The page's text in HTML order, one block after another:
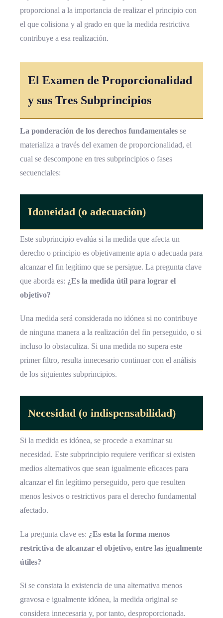
proporcional a la importancia de realizar el principio con
el que colisiona y al grado en que la medida restrictiva
contribuye a esa realización.
El Examen de Proporcionalidad
y sus Tres Subprincipios
La ponderación de los derechos fundamentales se
materializa a través del examen de proporcionalidad, el
cual se descompone en tres subprincipios o fases
secuenciales:
Idoneidad (o adecuación)
Este subprincipio evalúa si la medida que afecta un
derecho o principio es objetivamente apta o adecuada para
alcanzar el fin legítimo que se persigue. La pregunta clave
que aborda es: ¿Es la medida útil para lograr el
objetivo?
Una medida será considerada no idónea si no contribuye
de ninguna manera a la realización del fin perseguido, o si
incluso lo obstaculiza. Si una medida no supera este
primer filtro, resulta innecesario continuar con el análisis
de los siguientes subprincipios.
Necesidad (o indispensabilidad)
Si la medida es idónea, se procede a examinar su
necesidad. Este subprincipio requiere verificar si existen
medios alternativos que sean igualmente eficaces para
alcanzar el fin legítimo perseguido, pero que resulten
menos lesivos o restrictivos para el derecho fundamental
afectado.
La pregunta clave es: ¿Es esta la forma menos
restrictiva de alcanzar el objetivo, entre las igualmente
útiles?
Si se constata la existencia de una alternativa menos
gravosa e igualmente idónea, la medida original se
considera innecesaria y, por tanto, desproporcionada.